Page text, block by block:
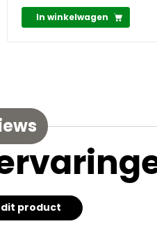
In winkelwagen
product